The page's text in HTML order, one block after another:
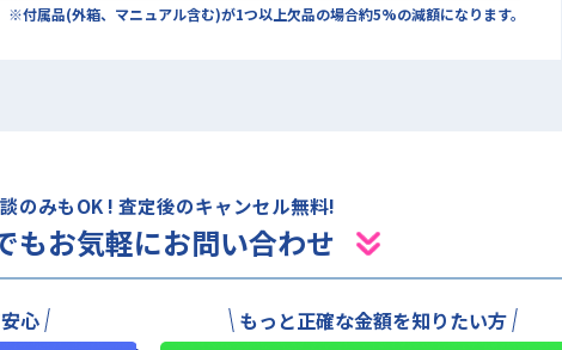
※付属品(外箱、マニュアル含む)が1つ以上欠品の場合約5%の減額になります。
のみもOK ! 査定後のキャンセル無料!
もお気軽にお問い合わせ
心 もっと正確な金額を知りたい方